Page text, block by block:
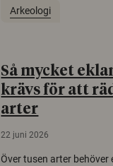
Arkeologi
Så mycket
krävs för att
arter
22 juni 2026
Över tusen arter behöver